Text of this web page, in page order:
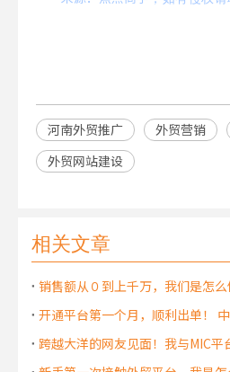
河南外贸推广 外贸营销
外贸网站建设
相关文章
开通平台第一个月，顺利出单！